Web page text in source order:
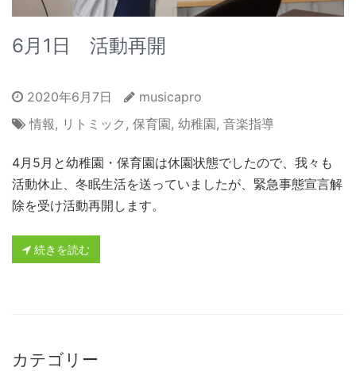
6月1日 活動再開
2020年6月7日
musicapro
情報, リトミック , 保育園, 幼稚園, 音楽指導
4月5月と幼稚園・保育園は休園状態でしたので、我々も
活動休止、冬眠生活を送っていましたが、緊急事態宣言解
除を受け活動再開します。
続きを読む
カテゴリー